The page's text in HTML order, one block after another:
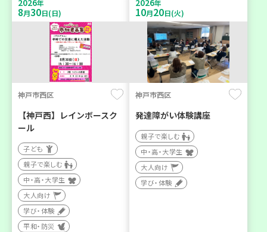
2026年
8月30日(日)
神戸市西区
【神戸西】レインボースク
ール
子ども
親子で楽しむ
中・高・大学生
大人向け
学び・体験
平和・防災
2026年
10月20日(火)
神戸市西区
発達障がい体験講座
親子で楽しむ
中・高・大学生
大人向け
学び・体験